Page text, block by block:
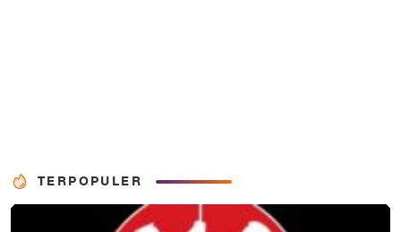
TERPOPULER